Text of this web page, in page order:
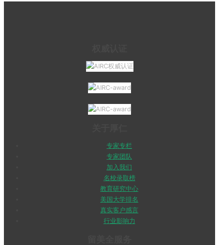
专家专栏
专家团队
加入我们
名校录取榜
教育研究中心
美国大学排名
真实客户感言
行业影响力